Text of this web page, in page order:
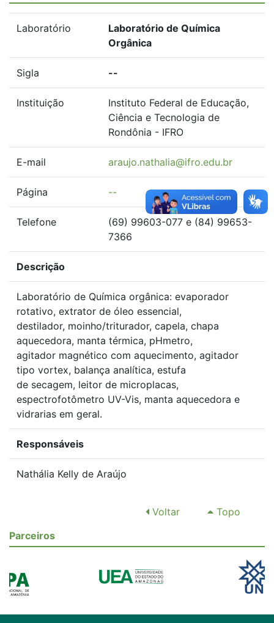
Laboratório
Laboratório de Química
Orgânica
Sigla --
Instituição
Instituto Federal de Educação,
Ciência e Tecnologia de
Rondônia - IFRO
E-mail araujo.nathalia@ifro.edu.br
Página --
Telefone
(69) 99603-077 e (84) 99653-
7366
Descrição
Laboratório de Química orgânica: evaporador
rotativo, extrator de óleo essencial,
destilador, moinho/triturador, capela, chapa
aquecedora, manta térmica, pHmetro,
agitador magnético com aquecimento, agitador
tipo vortex, balança analítica, estufa
de secagem, leitor de microplacas,
espectrofotômetro UV-Vis, manta aquecedora e
vidrarias em geral.
Responsáveis
Nathália Kelly de Araújo
Voltar
Topo
Parceiros